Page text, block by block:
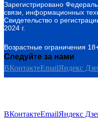
Зарегистрировано
связи, информационных
Свидетельство о
2024 г.
Возрастные ограничения
Следуйте за нами
ВКонтактеEmailЯндекс
ВКонтактеEmailЯндекс